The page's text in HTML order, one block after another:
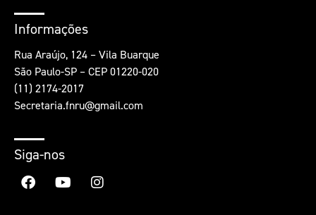
Informações
Rua Araújo, 124 – Vila Buarque
São Paulo-SP – CEP 01220-020
(11) 2174-2017
Secretaria.fnru@gmail.com
Siga-nos